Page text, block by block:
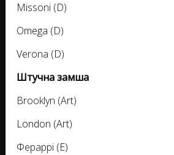
Missoni (D)
Omega (D)
Verona (D)
Штучна замша
Brooklyn (Art)
London (Art)
Фераррі (E)